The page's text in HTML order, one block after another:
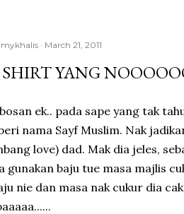
mykhalis March 21, 2011
SHIRT YANG
ek.. pada sape yang tak
nama Sayf Muslim. Nak
love) dad. Mak dia jeles,
gunakan baju tue masa majlis
nie dan masa nak cukur dia